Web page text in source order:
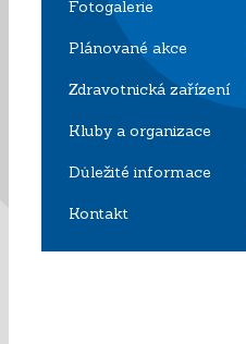
Fotogalerie
Plánované akce
Zdravotnická zařízení
Kluby a organizace
Důležité informace
Kontakt